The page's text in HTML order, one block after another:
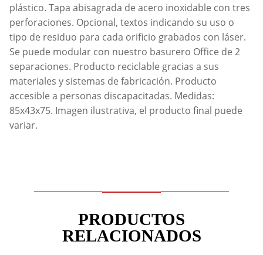
plástico. Tapa abisagrada de acero inoxidable con tres
perforaciones. Opcional, textos indicando su uso o
tipo de residuo para cada orificio grabados con láser.
Se puede modular con nuestro basurero Office de 2
separaciones. Producto reciclable gracias a sus
materiales y sistemas de fabricación. Producto
accesible a personas discapacitadas. Medidas:
85x43x75. Imagen ilustrativa, el producto final puede
variar.
PRODUCTOS
RELACIONADOS